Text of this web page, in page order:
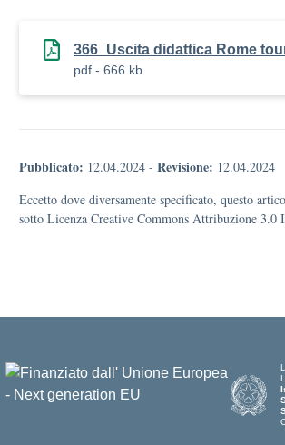
366_Uscita didattica Rome
pdf - 666 kb
Pubblicato: 12.04.2024 - Revisione: 12.04.2024
Eccetto dove diversamente specificato, questo
sotto Licenza Creative Commons Attribuzione 3.0